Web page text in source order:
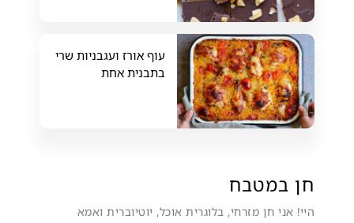
חן במטבח
היי! אני חן מזרחי, בלוגרית אוכל, יוטיוברית ואמא
עוף אורז ועגבניות שרי
בתבנית אחת